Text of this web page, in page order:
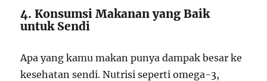
4. Konsumsi Makanan yang Baik
untuk Sendi
Apa yang kamu makan punya dampak besar ke
kesehatan sendi. Nutrisi seperti omega-3,